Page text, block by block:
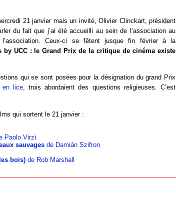
21 janvier mais un invité, Olivier Clinckart, président
du fait que j’ai été accueilli au sein de l’association au
Ceux-ci se fêtent jusque fin février à la
by UCC : le Grand Prix de la critique de cinéma existe
qui se sont posées pour la désignation du grand Prix
en lice, trois abordaient des questions religieuses. C’est
qui sortent le 21 janvier :
Paolo Virzì
sauvages de Damián Szifron
bois) de Rob Marshall